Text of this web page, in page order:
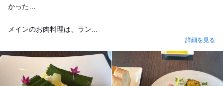
かった…
メインのお肉料理は、ラン...
詳細を見る